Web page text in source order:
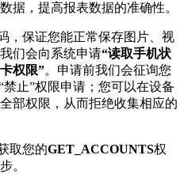
据，提高报表数据的准确性。
，保证您能正常保存图片、视
们会向系统申请“读取手机状
权限”。申请前我们会征询您
止”权限申请；您可以在设备
部权限，从而拒绝收集相应的
取您的GET_ACCOUNTS权
。